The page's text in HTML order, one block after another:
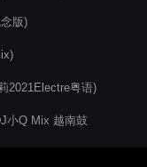
版)
2021Electre粤语)
小Q Mix 越南鼓